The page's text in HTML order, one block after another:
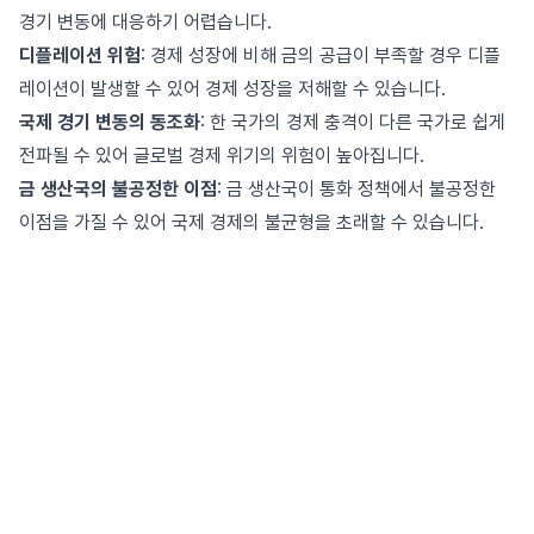
경기 변동에 대응하기 어렵습니다.
디플레이션 위험: 경제 성장에 비해 금의 공급이 부족할 경우 디플
레이션이 발생할 수 있어 경제 성장을 저해할 수 있습니다.
국제 경기 변동의 동조화: 한 국가의 경제 충격이 다른 국가로 쉽게
전파될 수 있어 글로벌 경제 위기의 위험이 높아집니다.
금 생산국의 불공정한 이점: 금 생산국이 통화 정책에서 불공정한
이점을 가질 수 있어 국제 경제의 불균형을 초래할 수 있습니다.